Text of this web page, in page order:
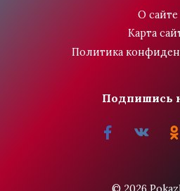
О сайте
Карта
Политика
Подпишись